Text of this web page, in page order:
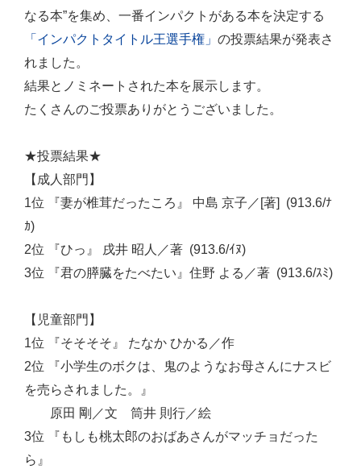
なる本”を集め、一番インパクトがある本を決定する
「インパクトタイトル王選手権」 の投票結果が発表さ
れました。
結果とノミネートされた本を展示します。
たくさんのご投票ありがとうございました。
★投票結果★
【成人部門】
1位 『妻が椎茸だったころ』 中島 京子／[著] (913.6/ﾅ
ｶ)
2位 『ひっ』 戌井 昭人／著 (913.6/ｲﾇ)
3位 『君の膵臓をたべたい』住野 よる／著 (913.6/ｽﾐ)
【児童部門】
1位 『そそそそ』 たなか ひかる／作
2位 『小学生のボクは、鬼のようなお母さんにナスビ
を売らされました。』
原田 剛／文 筒井 則行／絵
3位 『もしも桃太郎のおばあさんがマッチョだった
ら』